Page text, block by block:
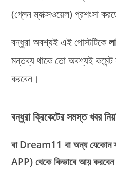
(গ্লেন ম্যাক্সওয়েল) প্রশংসা
বন্ধুরা অবশ্যই এই পোস্টটিকে
মন্তব্য থাকে তো অবশ্যই কমেন্ট
করবেন।
বন্ধুরাক্রিকেটের সমস্ত খবর
বা Dream11 বা অন্য যেকোন
APP) থেকে কিভাবে আয়